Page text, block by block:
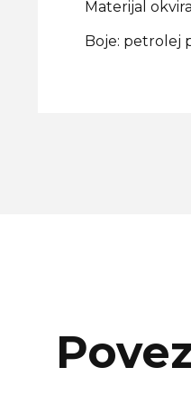
Materijal
Boje: petrolej